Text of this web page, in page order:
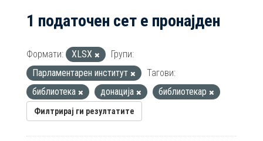
1 податочен сет е пронајден
Формати: XLSX
Групи:
Парламентарен институт
Тагови:
библиотека
донација библиотекар
Филтрирај ги резултатите